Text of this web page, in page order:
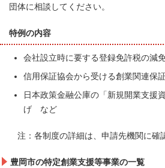
団体に相談してください。
特例の内容
会社設立時に要する登録免許税の減免
信用保証協会から受ける創業関連保
日本政策金融公庫の「新規開業支援
げ など
注：各制度の詳細は、申請先機関に確
豊岡市の特定創業支援等事業の一覧